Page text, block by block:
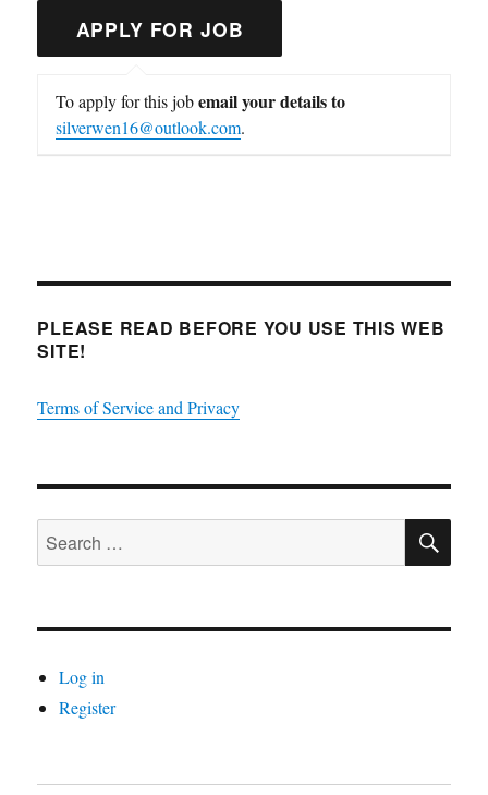
To apply for this jobemail your details to
silverwen16@outlook.com.
PLEASE READ BEFORE YOU USE THIS WEB
SITE!
Terms of Service and Privacy
Search
for:
Log in
Register